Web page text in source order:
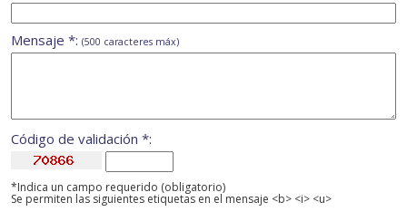
Mensaje *: (500 caracteres máx)
Código de validación *:
*Indica un campo requerido (obligatorio)
Se permiten las siguientes etiquetas en el mensaje <b> <i> <u>